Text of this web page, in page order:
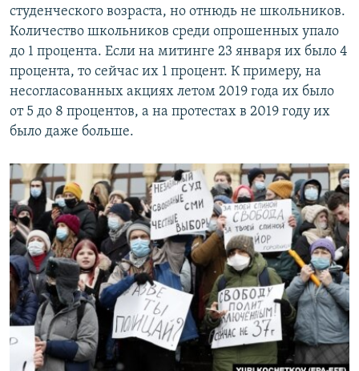
студенческого возраста, но отнюдь не школьников.
Количество школьников среди опрошенных упало
до 1 процента. Если на митинге 23 января их было 4
процента, то сейчас их 1 процент. К примеру, на
несогласованных акциях летом 2019 года их было
от 5 до 8 процентов, а на протестах в 2019 году их
было даже больше.​